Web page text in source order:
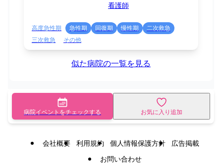
看護師
高度急性期 急性期 回復期 慢性期
二次救急
三次救急
その他
似た病院の一覧を見る
病院イベントをチェックする お気に入り追加
会社概要 利用規約 個人情報保護方針
広告掲載
お問い合わせ